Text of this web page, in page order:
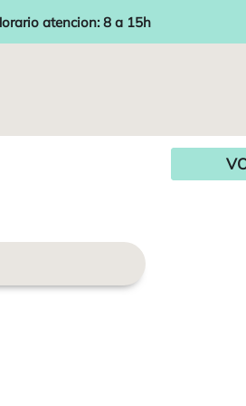
atencion: 8 a 15h